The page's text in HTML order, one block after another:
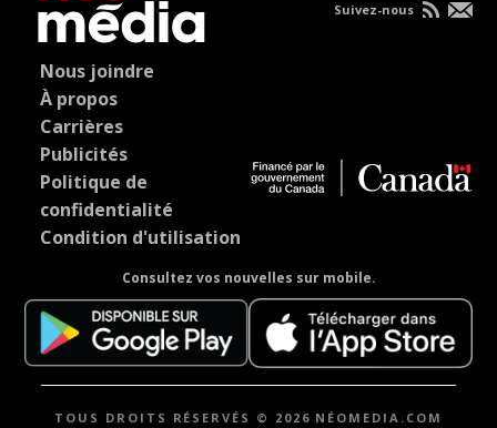
Nous joindre
À propos
Carrières
Publicités
Politique de
confidentialité
Condition d'utilisation
Consultez vos nouvelles sur mobile.
Suivez-nous
TOUS DROITS RÉSERVÉS © 2026 NÉOMEDIA.COM